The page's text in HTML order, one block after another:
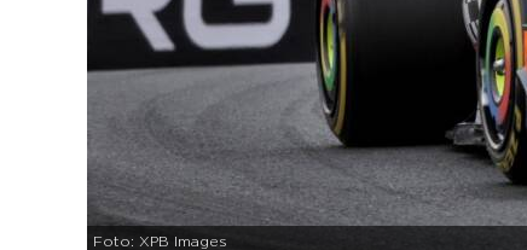
Foto: XPB Images